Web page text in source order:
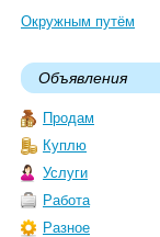
Окружным путём
Объявления
Продам
Куплю
Услуги
Работа
Разное